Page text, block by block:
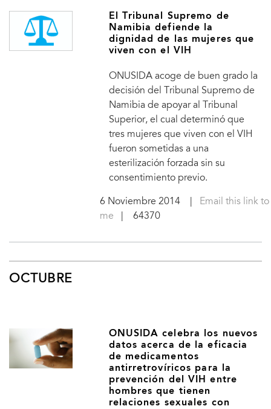
El Tribunal Supremo de
Namibia defiende la
dignidad de las mujeres que
viven con el VIH
ONUSIDA acoge de buen grado la
decisión del Tribunal Supremo de
Namibia de apoyar al Tribunal
Superior, el cual determinó que
tres mujeres que viven con el VIH
fueron sometidas a una
esterilización forzada sin su
consentimiento previo.
6 Noviembre 2014|
Email this link to
me | 64370
OCTUBRE
ONUSIDA celebra los nuevos
datos acerca de la eficacia
de medicamentos
antirretrovíricos para la
prevención del VIH entre
hombres que tienen
relaciones sexuales con